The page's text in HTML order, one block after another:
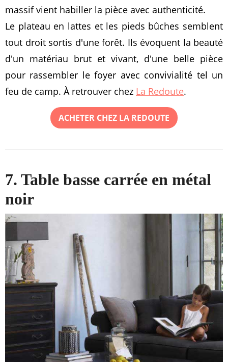
massif vient habiller la pièce avec authenticité.
Le plateau en lattes et les pieds bûches semblent
tout droit sortis d'une forêt. Ils évoquent la beauté
d'un matériau brut et vivant, d'une belle pièce
pour rassembler le foyer avec convivialité tel un
feu de camp. À retrouver chez La Redoute.
ACHETER CHEZ LA REDOUTE
7. Table basse carrée en métal
noir